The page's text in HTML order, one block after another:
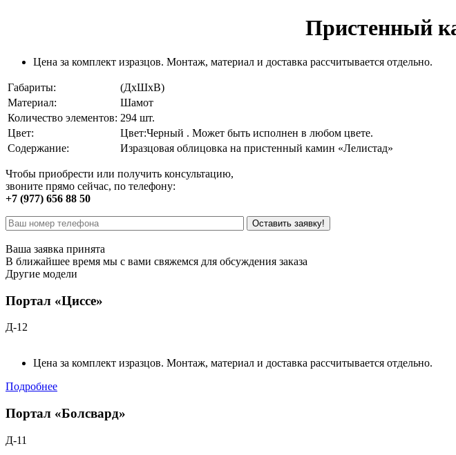
Пристенный
Цена за комплект изразцов. Монтаж, материал и доставка рассчитывается отдельно.
Габариты:
(ДхШхВ)
Материал:
Шамот
Количество элементов: 294 шт.
Цвет:
Цвет:Черный . Может быть исполнен в любом цвете.
Содержание:
Изразцовая облицовка на пристенный камин «Лелистад»
Чтобы приобрести или получить консультацию,
звоните прямо сейчас, по телефону:
+7 (977) 656 88 50
Ваша заявка принята
В ближайшее время мы с вами свяжемся для обсуждения заказа
Другие модели
Портал «Циссе»
Д-12
Цена за комплект изразцов. Монтаж, материал и доставка рассчитывается отдельно.
Подробнее
Портал «Болсвард»
Д-11